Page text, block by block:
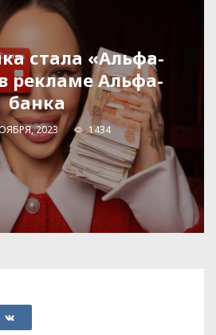
стала «Альфа-
рекламе Альфа-
банка
2023 1434